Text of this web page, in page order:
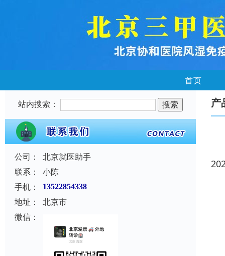
首页
站内搜索：
公司：
北京就医助手
联系：
小陈
手机：
13522854338
地址：
北京市
微信：
产